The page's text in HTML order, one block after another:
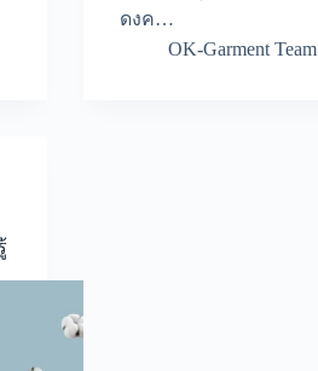
ดงค…
OK-Garment Team